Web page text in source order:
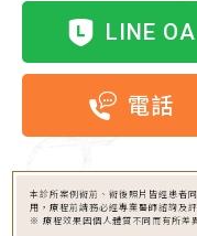
LINE OA
電話
本診所案例術前、術後照片皆經患者
用，療程前請務必經專業醫師諮詢及
※ 療程效果因個人體質不同而有所差